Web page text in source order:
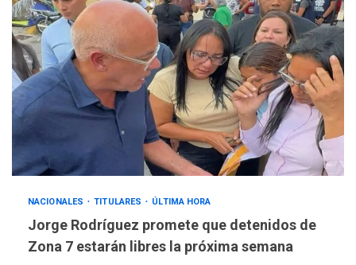
NACIONALES TITULARES ÚLTIMA HORA
Jorge Rodríguez promete que detenidos de
Zona 7 estarán libres la próxima semana
POLÍTICA ÚLTIMA HORA
Delcy Rodríguez designa